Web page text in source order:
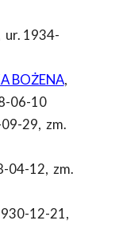
ur. 1934-
BOŻENA,
06-10
29, zm.
04-12, zm.
12-21,